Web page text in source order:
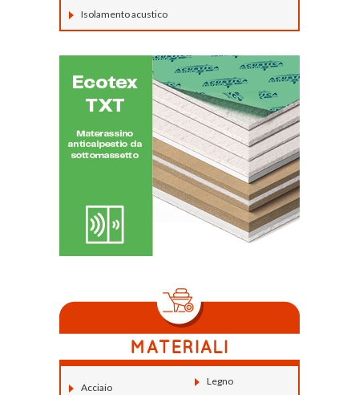
Isolamento acustico
Acciaio
Legno